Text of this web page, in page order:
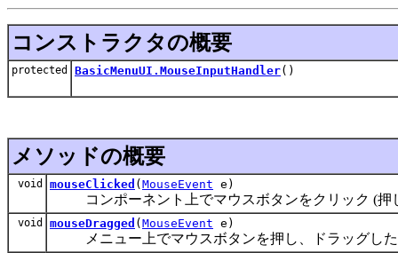
コンストラクタの概要
protected BasicMenuUI.MouseInputHandler()
メソッドの概要
void mouseClicked ( MouseEvent e)
コンポーネント上でマウスボタンをクリック (押
void mouseDragged ( MouseEvent e)
メニュー上でマウスボタンを押し、ドラッグした